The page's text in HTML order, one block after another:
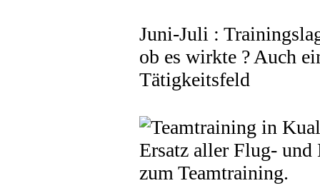
Juni-Juli :
ob es wirkte ? Auch
Tätigkeitsfeld
Ersatz aller Flug-
zum Teamtraining.